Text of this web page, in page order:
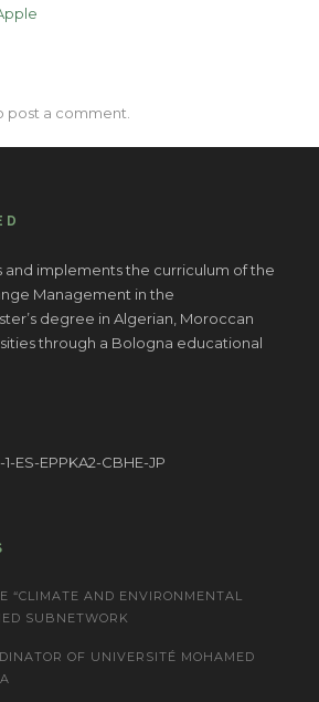
post a comment.
implements the curriculum of the
Management in the
degree in Algerian, Moroccan
through a Bologna educational
ES-EPPKA2-CBHE-JP
“CLIMATE AND ENVIRONMENTAL
SUBNETWORK
OF UNIVERSITÉ MOHAMED